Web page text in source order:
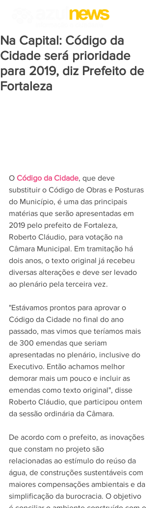
Na Capital: Código da
Cidade será prioridade
para 2019, diz Prefeito de
Fortaleza
O Código da Cidade, que deve
substituir o Código de Obras e Posturas
do Município, é uma das principais
matérias que serão apresentadas em
2019 pelo prefeito de Fortaleza,
Roberto Cláudio, para votação na
Câmara Municipal. Em tramitação há
dois anos, o texto original já recebeu
diversas alterações e deve ser levado
ao plenário pela terceira vez.
"Estávamos prontos para aprovar o
Código da Cidade no final do ano
passado, mas vimos que teríamos mais
de 300 emendas que seriam
apresentadas no plenário, inclusive do
Executivo. Então achamos melhor
demorar mais um pouco e incluir as
emendas como texto original", disse
Roberto Cláudio, que participou ontem
da sessão ordinária da Câmara.
De acordo com o prefeito, as inovações
que constam no projeto são
relacionadas ao estímulo do reúso da
água, de construções sustentáveis com
maiores compensações ambientais e da
simplificação da burocracia. O objetivo